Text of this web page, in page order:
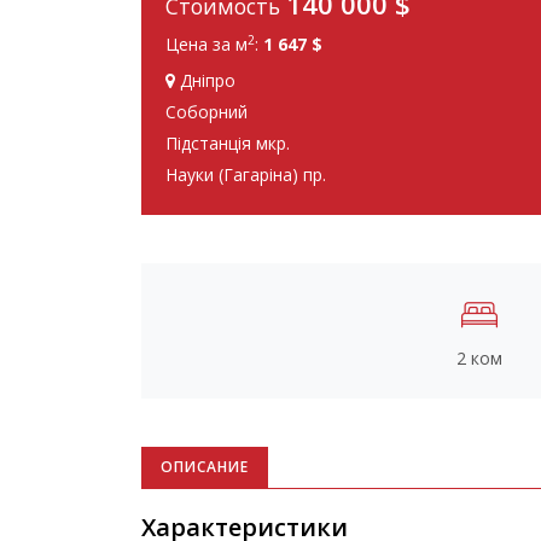
Стоимость
Цена за м2: 1 647 $
Дніпро
Соборний
Підстанція мкр.
Науки (Гагаріна) пр.
2 ком
ОПИСАНИЕ
Характеристики